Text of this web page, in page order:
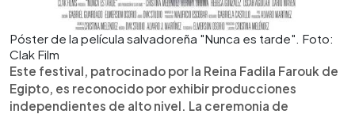
Póster de la película salvadoreña "Nunca es tarde". Foto:
Clak Film
Este festival, patrocinado por la Reina Fadila Farouk de
Egipto, es reconocido por exhibir producciones
independientes de alto nivel. La ceremonia de